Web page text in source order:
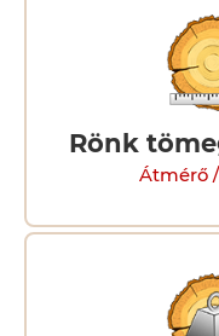
Rönk
Átmérő